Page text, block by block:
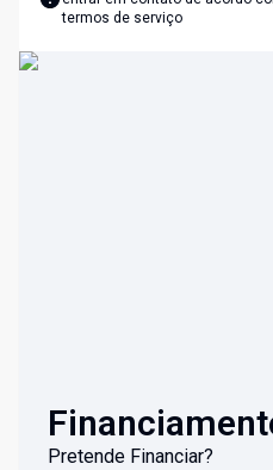
termos de serviço
Pretende Financiar?